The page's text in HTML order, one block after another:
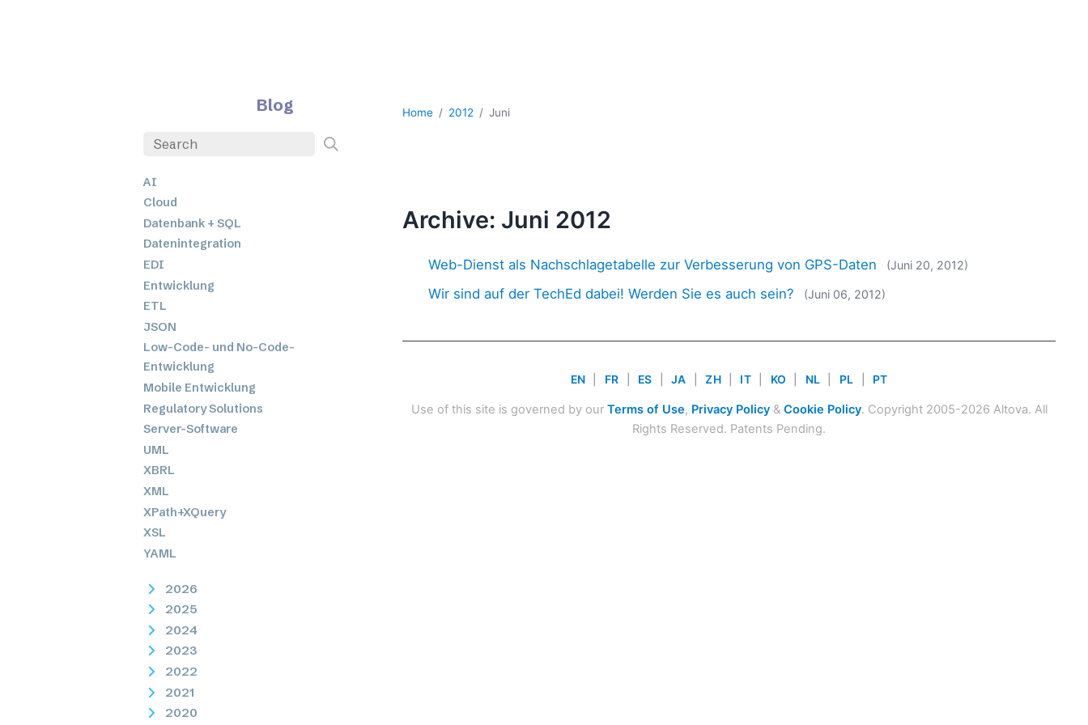
Blog
AI
Cloud
Datenbank + SQL
Datenintegration
EDI
Entwicklung
ETL
JSON
Low-Code- und No-Code-
Entwicklung
Mobile Entwicklung
Regulatory Solutions
Server-Software
UML
XBRL
XML
XPath+XQuery
XSL
YAML
2026
2025
2024
2023
2022
2021
2020
Home 2012 Juni
Archive: Juni 2012
Web-Dienst als Nachschlagetabelle zur Verbesserung von GPS-Daten (Juni 20, 2012)
Wir sind auf der TechEd dabei! Werden Sie es auch sein? (Juni 06, 2012)
EN FR ES JA ZH IT KO NL PL PT
Use of this site is governed by our Terms of Use, Privacy Policy& Cookie Policy. Copyright 2005-2026 Altova. All
Rights Reserved. Patents Pending.